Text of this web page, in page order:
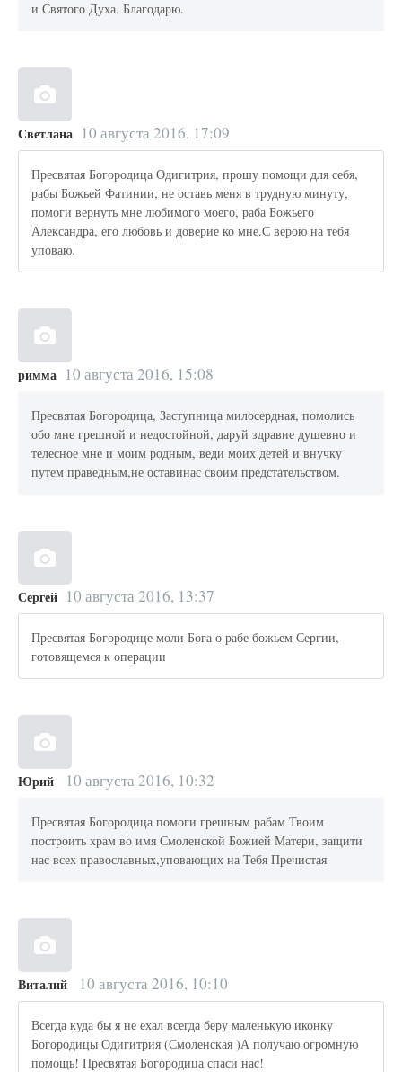
и Святого Духа. Благодарю.
Светлана 10 августа 2016, 17:09
Пресвятая Богородица Одигитрия, прошу помощи для себя,
рабы Божьей Фатинии, не оставь меня в трудную минуту,
помоги вернуть мне любимого моего, раба Божьего
Александра, его любовь и доверие ко мне.С верою на тебя
уповаю.
римма 10 августа 2016, 15:08
Пресвятая Богородица, Заступница милосердная, помолись
обо мне грешной и недостойной, даруй здравие душевно и
телесное мне и моим родным, веди моих детей и внучку
путем праведным,не оставинас своим предстательством.
Сергей 10 августа 2016, 13:37
Пресвятая Богородице моли Бога о рабе божьем Сергии,
готовящемся к операции
Юрий 10 августа 2016, 10:32
Пресвятая Богородица помоги грешным рабам Твоим
построить храм во имя Смоленской Божией Матери, защити
нас всех православных,уповающих на Тебя Пречистая
Виталий 10 августа 2016, 10:10
Всегда куда бы я не ехал всегда беру маленькую иконку
Богородицы Одигитрия (Смоленская )А получаю огромную
помощь! Пресвятая Богородица спаси нас!